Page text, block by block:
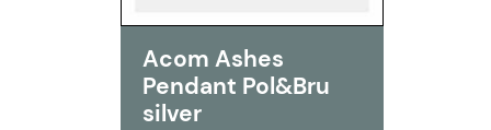
Acom Ashes
Pendant Pol&Bru
silver